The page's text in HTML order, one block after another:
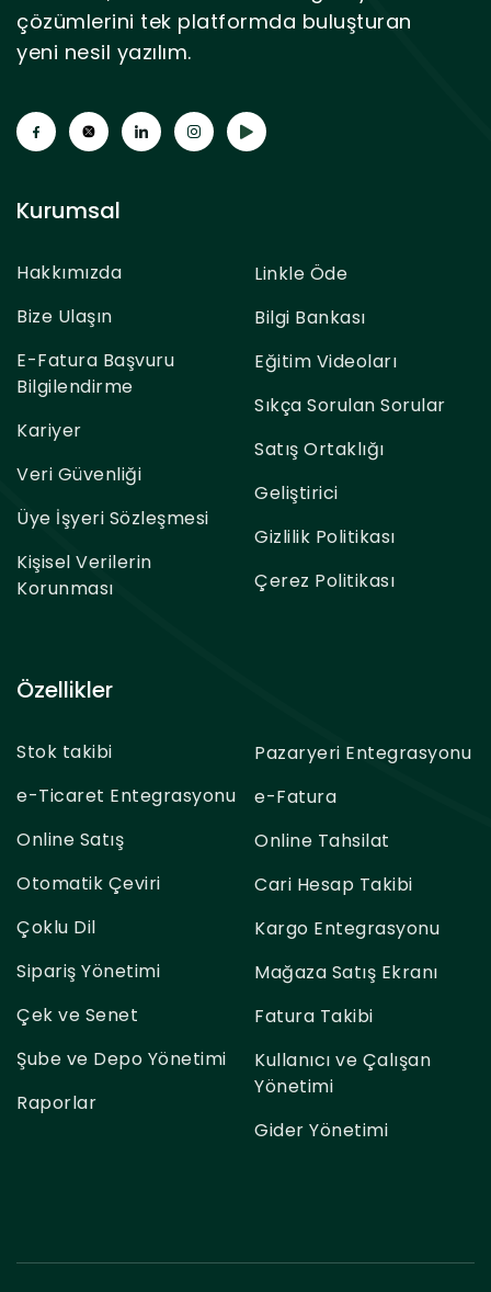
çözümlerini tek platformda buluşturan
yeni nesil yazılım.
Kurumsal
Hakkımızda
Bize Ulaşın
E-Fatura Başvuru
Bilgilendirme
Kariyer
Veri Güvenliği
Üye İşyeri Sözleşmesi
Kişisel Verilerin
Korunması
Linkle Öde
Bilgi Bankası
Eğitim Videoları
Sıkça Sorulan Sorular
Satış Ortaklığı
Geliştirici
Gizlilik Politikası
Çerez Politikası
Özellikler
Stok takibi
e-Ticaret Entegrasyonu
Online Satış
Otomatik Çeviri
Çoklu Dil
Sipariş Yönetimi
Çek ve Senet
Şube ve Depo Yönetimi
Raporlar
Pazaryeri Entegrasyonu
e-Fatura
Online Tahsilat
Cari Hesap Takibi
Kargo Entegrasyonu
Mağaza Satış Ekranı
Fatura Takibi
Kullanıcı ve Çalışan
Yönetimi
Gider Yönetimi